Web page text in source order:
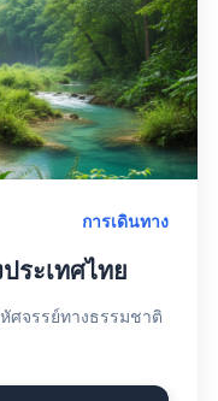
การเดินทาง
ระเทศไทย
ศจรรย์ทางธรรมชาติ